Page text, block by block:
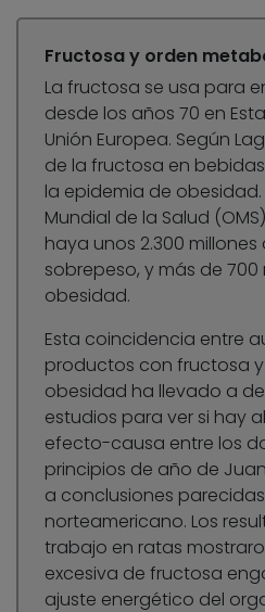
Fructosa y orden
La fructosa se usa para
desde los años 70 en
Unión Europea. Según
de la fructosa en
la epidemia de
Mundial de la Salud
haya unos 2.300
sobrepeso, y más de 700
obesidad.
Esta coincidencia entre
productos con fructosa
obesidad ha llevado a
estudios para ver si hay
efecto-causa entre los
principios de año de
a conclusiones
norteamericano. Los
trabajo en ratas
excesiva de fructosa
ajuste energético del